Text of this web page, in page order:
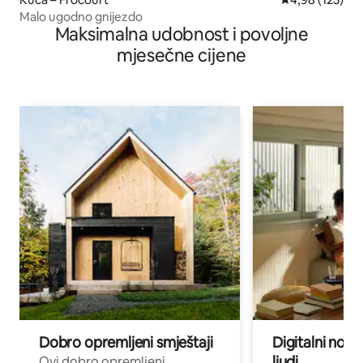
Malo ugodno gnijezdo
Maksimalna udobnost i povoljne
mjesečne cijene
Dobro opremljeni smještaji
Digitalni